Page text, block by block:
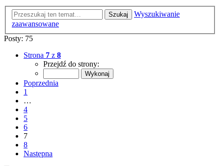
Szukaj
Wyszukiwanie
zaawansowane
Posty: 75
Strona 7 z 8
Przejdź do strony:
Poprzednia
1
…
4
5
6
7
8
Następna